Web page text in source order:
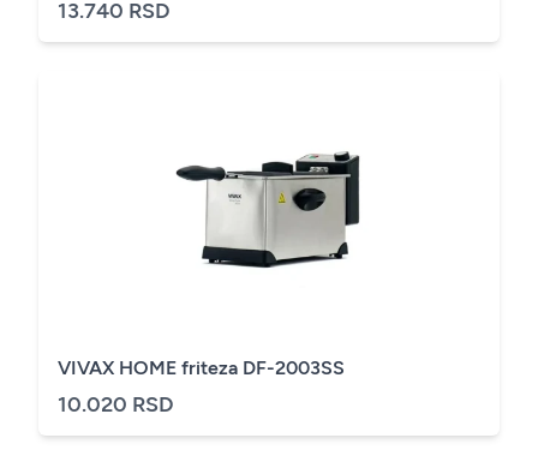
13.740 RSD
VIVAX HOME friteza DF-2003SS
10.020 RSD